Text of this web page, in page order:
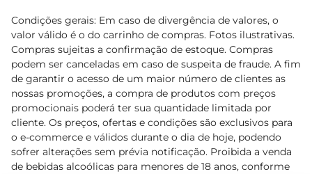
Condições gerais: Em caso de divergência de valores, o
valor válido é o do carrinho de compras. Fotos ilustrativas.
Compras sujeitas a confirmação de estoque. Compras
podem ser canceladas em caso de suspeita de fraude. A fim
de garantir o acesso de um maior número de clientes as
nossas promoções, a compra de produtos com preços
promocionais poderá ter sua quantidade limitada por
cliente. Os preços, ofertas e condições são exclusivos para
o e-commerce e válidos durante o dia de hoje, podendo
sofrer alterações sem prévia notificação. Proibida a venda
de bebidas alcoólicas para menores de 18 anos, conforme